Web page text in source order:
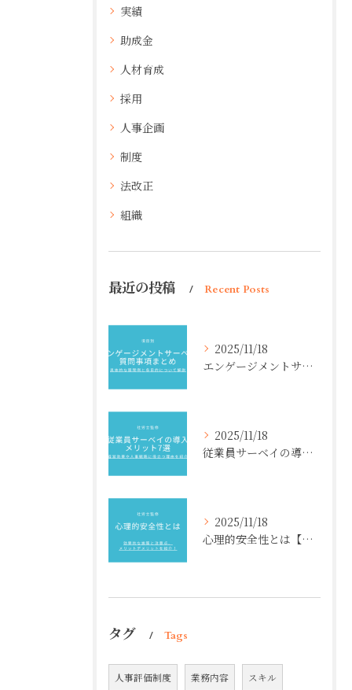
実績
助成金
人材育成
採用
人事企画
制度
法改正
組織
最近の投稿 Recent Posts
2025/11/18
エンゲージメントサーベイ質問事項まとめ【項目別】具体的な質問例と各目的について解説
2025/11/18
従業員サーベイの導入メリット7選【社労士監修】経営効果や人事戦略に役立つ理由を紹介
2025/11/18
心理的安全性とは【社労士監修】効果的な施策と注意点、メリットデメリットを紹介！
タグ Tags
人事評価制度 業務内容 スキル